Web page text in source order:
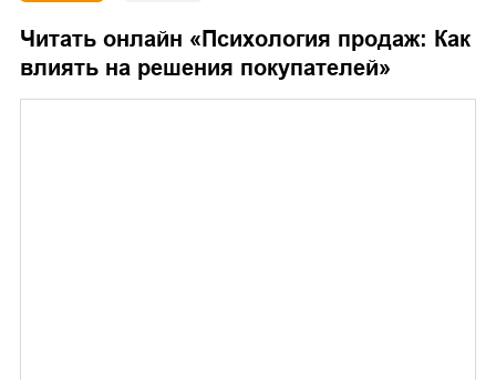
Читать онлайн « Психология продаж: Как
влиять на решения покупателей»